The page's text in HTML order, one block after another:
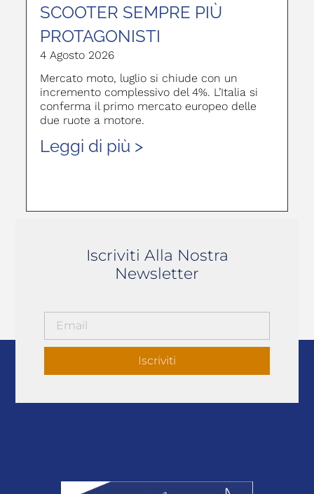
SCOOTER SEMPRE PIÙ
PROTAGONISTI
4 Agosto 2026
Mercato moto, luglio si chiude con un
incremento complessivo del 4%. L’Italia si
conferma il primo mercato europeo delle
due ruote a motore.
Leggi di più >
Iscriviti Alla Nostra
Newsletter
Iscriviti